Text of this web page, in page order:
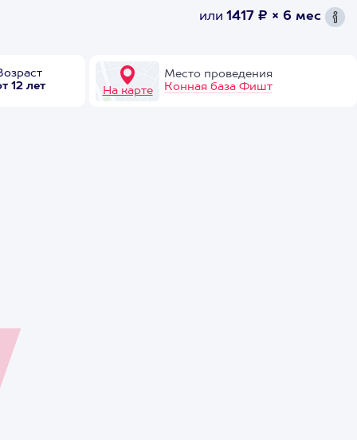
или 1417 ₽ × 6 мес
12 лет
На карте
Место проведения
Конная база Фишт